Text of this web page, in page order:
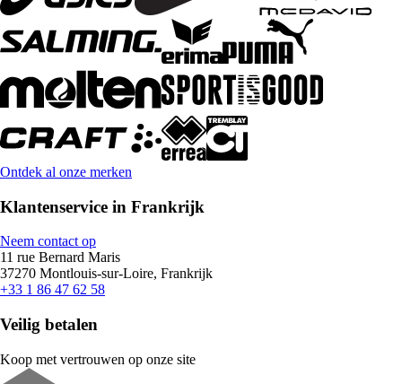
Ontdek al onze merken
Klantenservice in Frankrijk
Neem contact op
11 rue Bernard Maris
37270 Montlouis-sur-Loire, Frankrijk
+33 1 86 47 62 58
Veilig betalen
Koop met vertrouwen op onze site